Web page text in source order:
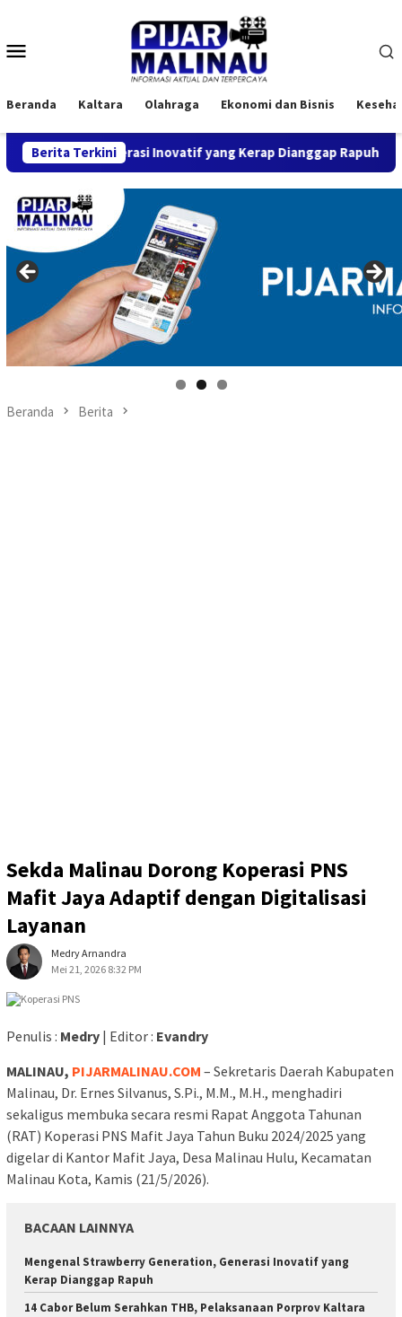
konten
Beranda Kaltara Olahraga Ekonomi dan Bisnis
Berita Terkini
Generasi Inovatif yang Kerap Dianggap Rapuh 14
Beranda Berita
Sekda Malinau Dorong Koperasi PNS
Mafit Jaya Adaptif dengan Digitalisasi
Layanan
Medry Arnandra
Mei 21, 2026 8:32 PM
Penulis : Medry | Editor : Evandry
MALINAU, PIJARMALINAU.COM – Sekretaris Daerah Kabupaten
Malinau, Dr. Ernes Silvanus, S.Pi., M.M., M.H., menghadiri
sekaligus membuka secara resmi Rapat Anggota Tahunan
(RAT) Koperasi PNS Mafit Jaya Tahun Buku 2024/2025 yang
digelar di Kantor Mafit Jaya, Desa Malinau Hulu, Kecamatan
Malinau Kota, Kamis (21/5/2026).
BACAAN LAINNYA
Mengenal Strawberry Generation, Generasi Inovatif yang
Kerap Dianggap Rapuh
14 Cabor Belum Serahkan THB, Pelaksanaan Porprov Kaltara